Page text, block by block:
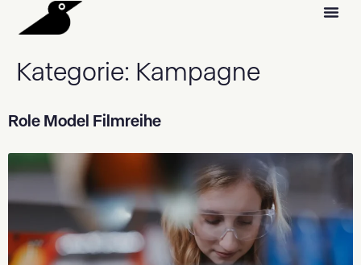
Kategorie: Kampagne
Role Model Filmreihe